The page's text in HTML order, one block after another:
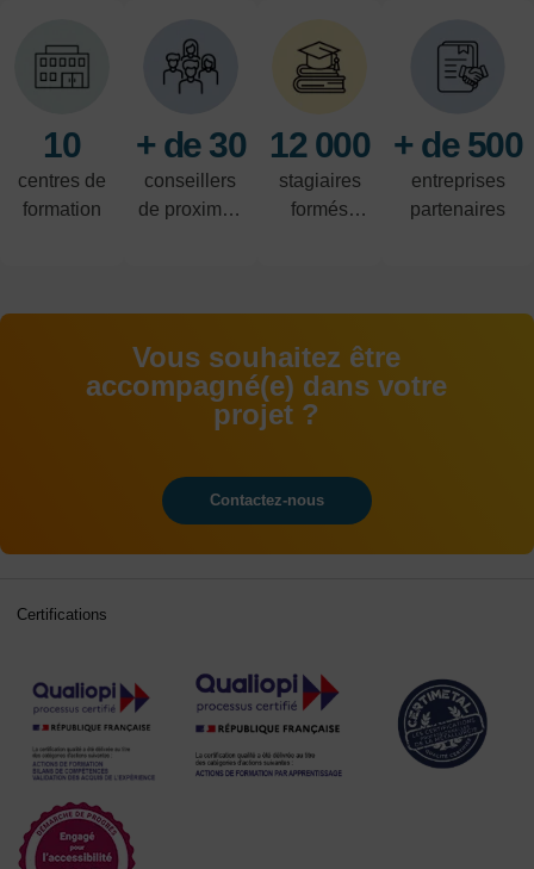
10
centres de
formation
+ de 30
conseillers
de proximité
12 000
stagiaires
formés
+ de 500
entreprises
partenaires
Vous souhaitez être
accompagné(e) dans votre
projet ?
Contactez-nous
Certifications